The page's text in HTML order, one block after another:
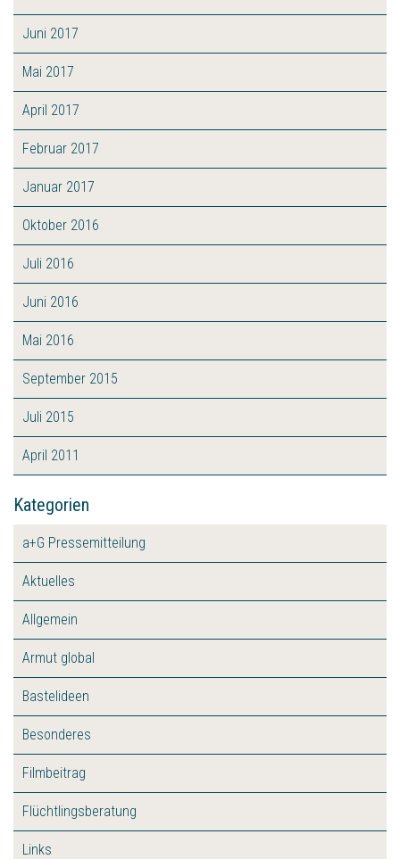
Juni 2017
Mai 2017
April 2017
Februar 2017
Januar 2017
Oktober 2016
Juli 2016
Juni 2016
Mai 2016
September 2015
Juli 2015
April 2011
Kategorien
a+G Pressemitteilung
Aktuelles
Allgemein
Armut global
Bastelideen
Besonderes
Filmbeitrag
Flüchtlingsberatung
Links